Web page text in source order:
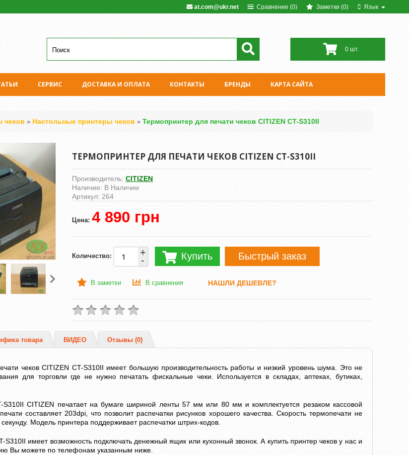
at.com@ukr.net Сравнение (0) Заметки (0) Язык
0 шт.
СЕРВИС ДОСТАВКА И ОПЛАТА КОНТАКТЫ БРЕНДЫ КАРТА САЙТА
чеков » Настольные принтеры чеков » Термопринтер для печати чеков CITIZEN CT-S310II
ТЕРМОПРИНТЕР ДЛЯ ПЕЧАТИ ЧЕКОВ CITIZEN CT-S310II
Производитель: CITIZEN
Наличие: В Наличии
Артикул: 264
Цена: 4 890 грн
Количество: -
+ Купить Быстрый заказ
В заметки В сравнения НАШЛИ ДЕШЕВЛЕ?
товара ВИДЕО Отзывы (0)
чеков CITIZEN CT-S310II имеет большую производительность работы и низкий уровень шума. Это не
для торговли где не нужно печатать фискальные чеки. Используется в складах, аптеках, бутиках,
S310II CITIZEN печатает на бумаге шириной ленты 57 мм или 80 мм и комплектуется резаком кассовой
составляет 203dpi, что позволит распечатки рисунков хорошего качества. Скорость термопечати не
Модель принтера поддерживает распечатки штрих-кодов.
S310II имеет возможность подключать денежный ящик или кухонный звонок. А купить принтер чеков у нас и
Вы можете по телефонам указанным ниже.